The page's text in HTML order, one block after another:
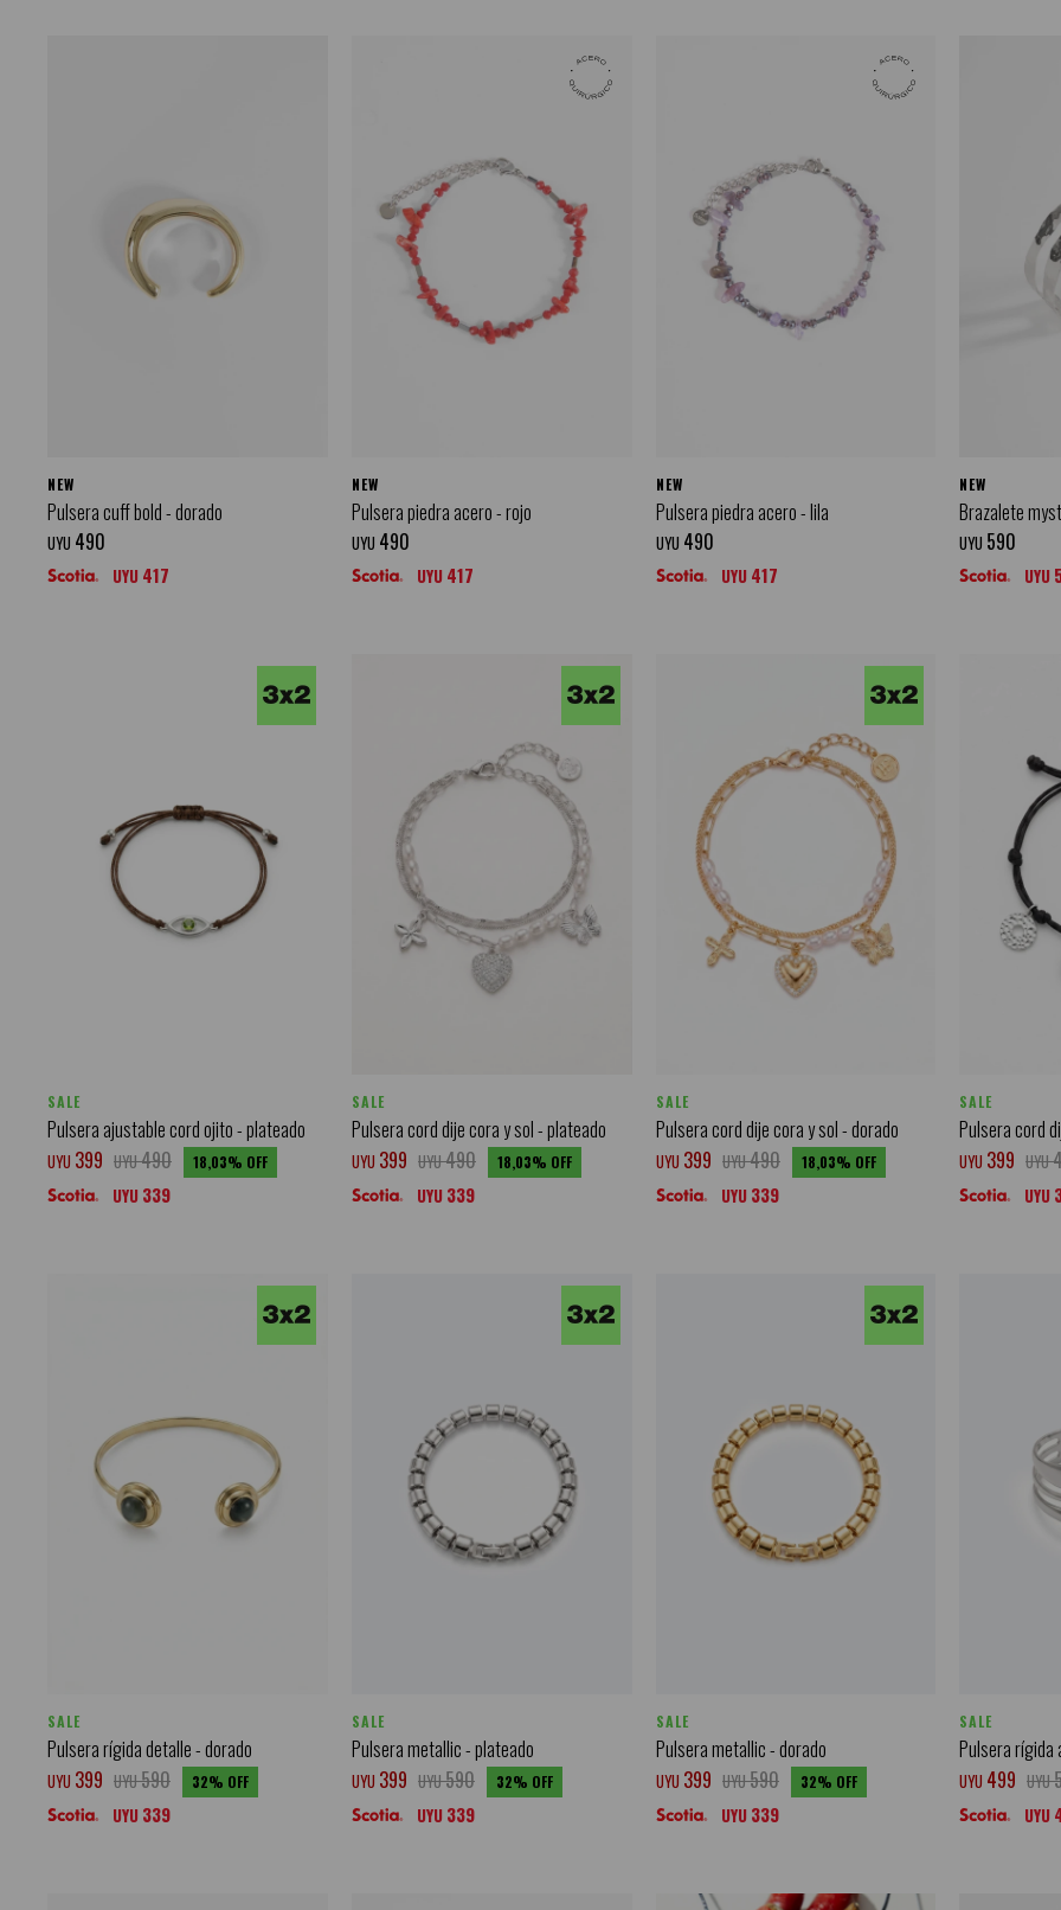
NEW
Pulsera cuff bold - dorado
UYU 490
UYU 417
NEW
Pulsera piedra acero - rojo
UYU 490
UYU 417
NEW
Pulsera piedra acero - lila
UYU 490
UYU 417
NEW
Brazalete
UYU 590
UYU
SALE
Pulsera ajustable cord ojito - plateado
UYU 399 UYU490 18,03
UYU 339
SALE
Pulsera cord dije cora y sol - plateado
UYU 399 UYU490 18,03
UYU 339
SALE
Pulsera cord dije cora y sol - dorado
UYU 399 UYU490 18,03
UYU 339
SALE
Pulsera cord
UYU 399 UYU
UYU
SALE
Pulsera rígida detalle - dorado
UYU 399 UYU590 32
UYU 339
SALE
Pulsera metallic - plateado
UYU 399 UYU590 32
UYU 339
SALE
Pulsera metallic - dorado
UYU 399 UYU590 32
UYU 339
SALE
Pulsera rígida
UYU 499 UYU
UYU